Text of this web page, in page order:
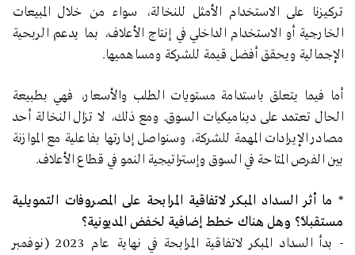
تركيزنا على الاستخدام الأمثل للنخالة، سواء من خلال المبيعات
الخارجية أو الاستخدام الداخلي في إنتاج الأعلاف، بما يدعم الربحية
الإجمالية ويحقق أفضل قيمة للشركة ومساهميها.
أما فيما يتعلق باستدامة مستويات الطلب والأسعار، فهي بطبيعة
الحال تعتمد على ديناميكيات السوق. ومع ذلك، لا تزال النخالة أحد
مصادر الإيرادات المهمة للشركة، وسنواصل إدارتها بفاعلية مع الموازنة
بين الفرص المتاحة في السوق وإستراتيجية النمو في قطاع الأعلاف.
* ما أثر السداد المبكر لاتفاقية المرابحة على المصروفات التمويلية
مستقبلاً؟ وهل هناك خطط إضافية لخفض المديونية؟
-
بدأ السداد المبكر لاتفاقية المرابحة في نهاية عام 2023 (نوفمبر